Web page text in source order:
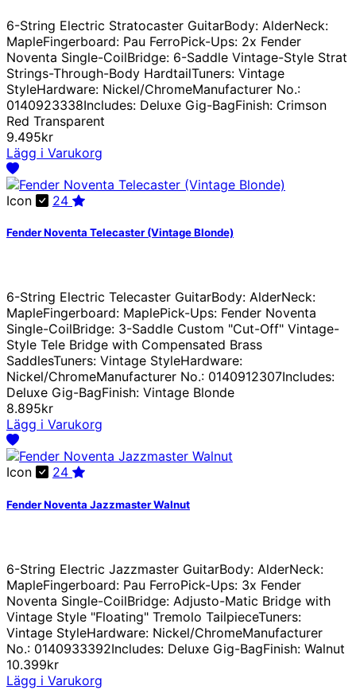
6-String Electric Stratocaster GuitarBody: AlderNeck:
MapleFingerboard: Pau FerroPick-Ups: 2x Fender
Noventa Single-CoilBridge: 6-Saddle Vintage-Style Strat
Strings-Through-Body HardtailTuners: Vintage
StyleHardware: Nickel/ChromeManufacturer No.:
0140923338Includes: Deluxe Gig-BagFinish: Crimson
Red Transparent
9.495kr
Lägg i Varukorg
Icon 24
Fender Noventa Telecaster (Vintage Blonde)
6-String Electric Telecaster GuitarBody: AlderNeck:
MapleFingerboard: MaplePick-Ups: Fender Noventa
Single-CoilBridge: 3-Saddle Custom "Cut-Off" Vintage-
Style Tele Bridge with Compensated Brass
SaddlesTuners: Vintage StyleHardware:
Nickel/ChromeManufacturer No.: 0140912307Includes:
Deluxe Gig-BagFinish: Vintage Blonde
8.895kr
Lägg i Varukorg
Icon 24
Fender Noventa Jazzmaster Walnut
6-String Electric Jazzmaster GuitarBody: AlderNeck:
MapleFingerboard: Pau FerroPick-Ups: 3x Fender
Noventa Single-CoilBridge: Adjusto-Matic Bridge with
Vintage Style "Floating" Tremolo TailpieceTuners:
Vintage StyleHardware: Nickel/ChromeManufacturer
No.: 0140933392Includes: Deluxe Gig-BagFinish: Walnut
10.399kr
Lägg i Varukorg